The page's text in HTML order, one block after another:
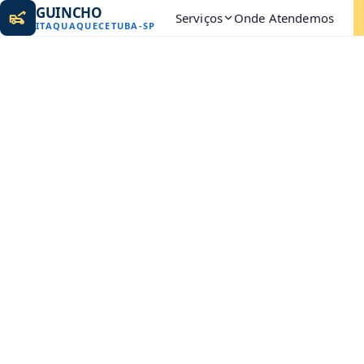
GUINCHO
ITAQUAQUECETUBA-SP Serviços Onde Atendemos